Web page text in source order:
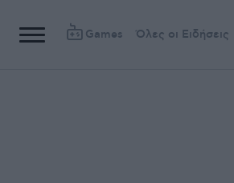
Games Όλες οι Ειδήσεις